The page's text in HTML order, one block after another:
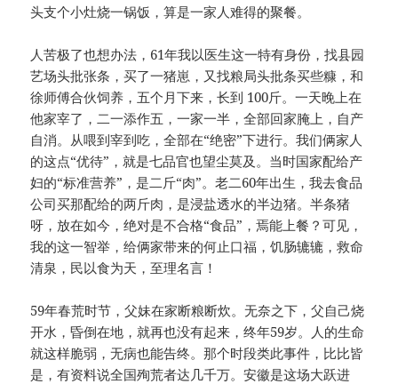
头支个小灶烧一锅饭，算是一家人难得的聚餐。
人苦极了也想办法，61年我以医生这一特有身份，找县园
艺场头批张条，买了一猪崽，又找粮局头批条买些糠，和
徐师傅合伙饲养，五个月下来，长到 100斤。一天晚上在
他家宰了，二一添作五，一家一半，全部回家腌上，自产
自消。从喂到宰到吃，全部在“绝密”下进行。我们俩家人
的这点“优待”，就是七品官也望尘莫及。当时国家配给产
妇的“标准营养”，是二斤“肉”。老二60年出生，我去食品
公司买那配给的两斤肉，是浸盐透水的半边猪。半条猪
呀，放在如今，绝对是不合格“食品”，焉能上餐？可见，
我的这一智举，给俩家带来的何止口福，饥肠辘辘，救命
清泉，民以食为天，至理名言！
59年春荒时节，父妹在家断粮断炊。无奈之下，父自己烧
开水，昏倒在地，就再也没有起来，终年59岁。人的生命
就这样脆弱，无病也能告终。那个时段类此事件，比比皆
是，有资料说全国殉荒者达几千万。安徽是这场大跃进